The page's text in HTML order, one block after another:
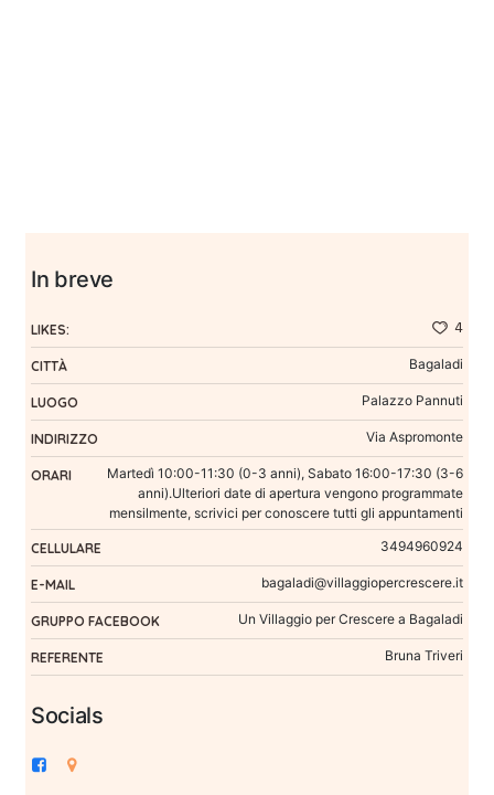
In breve
LIKES: 4
CITTÀ Bagaladi
LUOGO Palazzo Pannuti
INDIRIZZO Via Aspromonte
ORARI
Martedì 10:00-11:30 (0-3 anni), Sabato 16:00-17:30 (3-6
anni).Ulteriori date di apertura vengono programmate
mensilmente, scrivici per conoscere tutti gli appuntamenti
CELLULARE 3494960924
E-MAIL bagaladi@villaggiopercrescere.it
GRUPPO FACEBOOK Un Villaggio per Crescere a Bagaladi
REFERENTE Bruna Triveri
Socials